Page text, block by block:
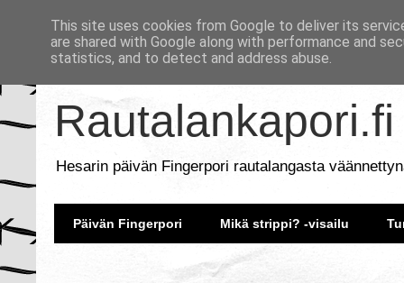
Rautalankapori.fi
Hesarin päivän Fingerpori rautalangasta
Päivän Fingerpori Mikä strippi? -visailu
This site uses cookies from Google to deliver its
are shared with Google along with performance and
statistics, and to detect and address abuse.